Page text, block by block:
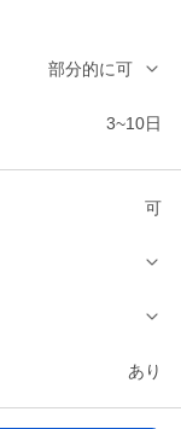
部分的に可
3~10日
可
あり